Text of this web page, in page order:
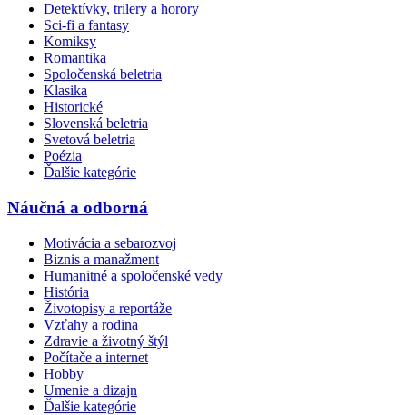
Detektívky, trilery a horory
Sci-fi a fantasy
Komiksy
Romantika
Spoločenská beletria
Klasika
Historické
Slovenská beletria
Svetová beletria
Poézia
Ďalšie kategórie
Náučná a odborná
Motivácia a sebarozvoj
Biznis a manažment
Humanitné a spoločenské vedy
História
Životopisy a reportáže
Vzťahy a rodina
Zdravie a životný štýl
Počítače a internet
Hobby
Umenie a dizajn
Ďalšie kategórie